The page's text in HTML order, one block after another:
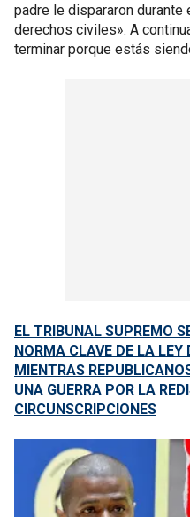
padre le dispararon
derechos civiles». A
terminar porque estás
EL TRIBUNAL SUPREMO
NORMA CLAVE DE LA LEY
MIENTRAS
UNA GUERRA POR LA
CIRCUNSCRIPCIONES